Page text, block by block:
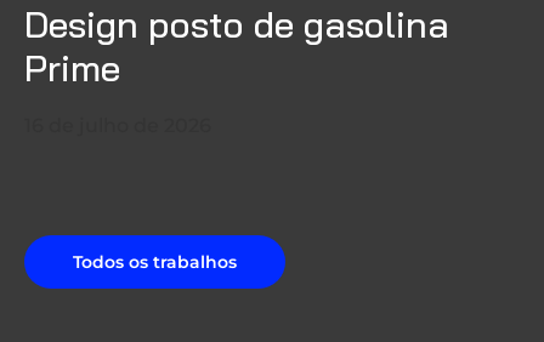
Design posto de gasolina
Prime
Todos os trabalhos